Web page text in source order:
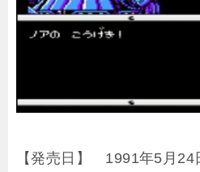
【発売日】 1991年5月24